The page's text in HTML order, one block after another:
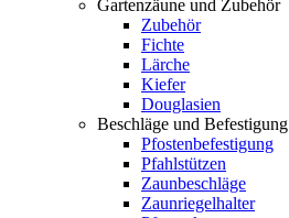
Gartenzäune und Zubehör
Zubehör
Fichte
Lärche
Kiefer
Douglasien
Beschläge und Befestigung
Pfostenbefestigung
Pfahlstützen
Zaunbeschläge
Zaunriegelhalter